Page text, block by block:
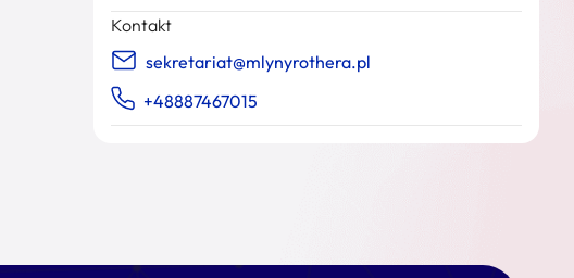
Kontakt
sekretariat@mlynyrothera.pl
+48887467015